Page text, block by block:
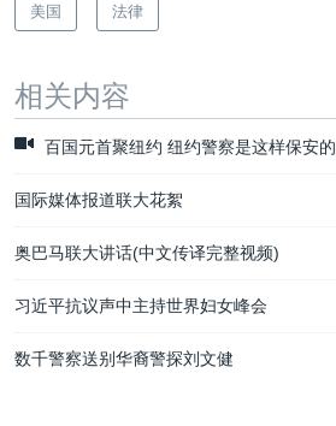
美国 法律
相关内容
百国元首聚纽约 纽约警察是这样保安的
国际媒体报道联大花絮
奥巴马联大讲话(中文传译完整视频)
习近平抗议声中主持世界妇女峰会
数千警察送别华裔警探刘文健